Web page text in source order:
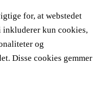
for, at webstedet
inkluderer kun cookies,
og
Disse cookies gemmer